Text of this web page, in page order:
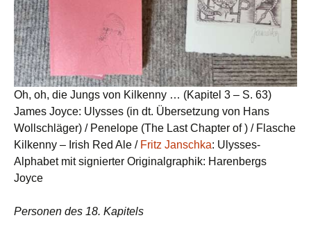
Oh, oh, die Jungs von Kilkenny … (Kapitel 3 – S. 63)
James Joyce: Ulysses (in dt. Übersetzung von Hans
Wollschläger) / Penelope (The Last Chapter of) / Flasche
Kilkenny – Irish Red Ale / Fritz Janschka: Ulysses-
Alphabet mit signierter Originalgraphik: Harenbergs
Joyce
Personen des 18. Kapitels